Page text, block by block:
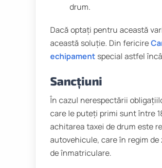
drum.
Dacă optați pentru această
această soluție. Din fericire
echipament special astfel
Sancțiuni
În cazul nerespectării
care le puteți primi sunt între
achitarea taxei de drum este
autovehicule, care în regim
de înmatriculare.